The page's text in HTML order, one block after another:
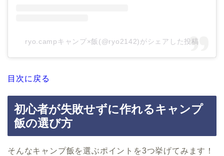
ryo.campキャンプ×飯(@ryo2142)がシェアした投稿
目次に戻る
初心者が失敗せずに作れるキャンプ
飯の選び方
そんなキャンプ飯を選ぶポイントを3つ挙げてみます！